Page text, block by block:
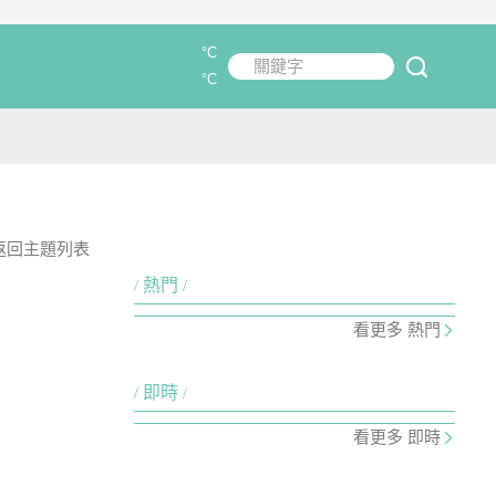
關鍵字
°C
°C
回主題列表
熱門
看更多 熱門
即時
看更多 即時